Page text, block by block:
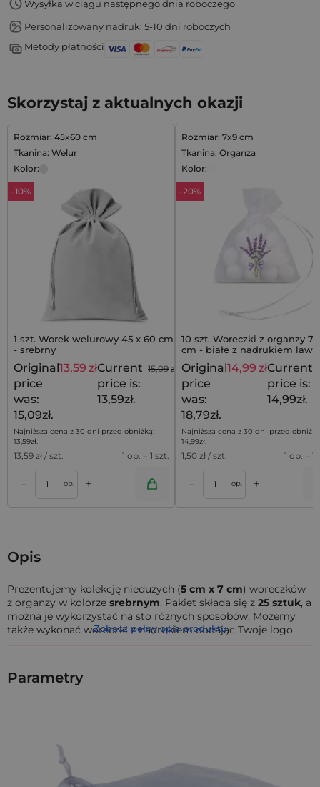
Wysyłka w ciągu następnego dnia roboczego
Personalizowany nadruk: 5-10 dni roboczych
Metody płatności
Skorzystaj z aktualnych okazji
Rozmiar: 45x60 cm
Tkanina: Welur
Kolor:
-10%
1 szt. Worek welurowy 45 x 60 cm
- srebrny
15,09 zł
Original
price
was:
15,09zł.
13,59 złCurrent
price is:
13,59zł.
Najniższa cena z 30 dni przed obniżką:
13,59zł.
13,59 zł / szt. 1 op. = 1 szt.
– op. +
Rozmiar: 7x9 cm
Tkanina: Organza
Kolor:
-20%
10 szt. Woreczki z organzy 7
cm - białe z nadrukiem
Original
price
was:
18,79zł.
14,99 złCurrent
price is:
14,99zł.
Najniższa cena z 30 dni przed
14,99zł.
1,50 zł / szt. 1 op. =
– op. +
Dodaj do koszyka
Opis
Prezentujemy kolekcję niedużych (5 cm x 7 cm) woreczków
z organzy w kolorze srebrnym. Pakiet składa się z 25 sztuk, a
można je wykorzystać na sto różnych sposobów. Możemy
także wykonać woreczki z nadrukiem dodając Twoje logo
Te praktyczne woreczki świetnie sprawdzą się jako metoda
przez naszą wyobraźnię!
Organza jest materiałem bardzo zwiewnym i eleganckim, co
czyni ją doskonałym sposobem na spakowanie drobnego
Zobacz pełny opis produktu
Parametry